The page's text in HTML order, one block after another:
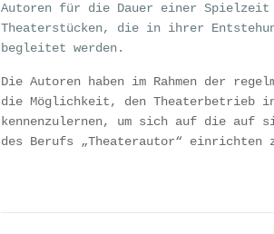
Autoren für die Dauer einer Spielzeit
Theaterstücken, die in ihrer
begleitet werden.
Die Autoren haben im Rahmen der
die Möglichkeit, den Theaterbetrieb
kennenzulernen, um sich auf die auf
des Berufs „Theaterautor“ einrichten